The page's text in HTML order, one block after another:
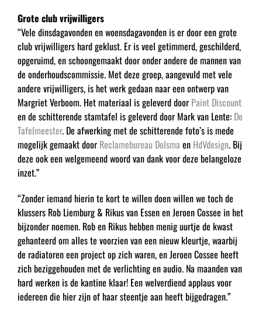
Grote club vrijwilligers
“Vele dinsdagavonden en woensdagavonden is er door een grote
club vrijwilligers hard geklust. Er is veel getimmerd, geschilderd,
opgeruimd, en schoongemaakt door onder andere de mannen van
de onderhoudscommissie. Met deze groep, aangevuld met vele
andere vrijwilligers, is het werk gedaan naar een ontwerp van
Margriet Verboom. Het materiaal is geleverd door Paint Discount
en de schitterende stamtafel is geleverd door Mark van Lente: De
Tafelmeester. De afwerking met de schitterende foto’s is mede
mogelijk gemaakt door Reclamebureau Dolsma en HdVdesign. Bij
deze ook een welgemeend woord van dank voor deze belangeloze
inzet.”
“Zonder iemand hierin te kort te willen doen willen we toch de
klussers Rob Liemburg & Rikus van Essen en Jeroen Cossee in het
bijzonder noemen. Rob en Rikus hebben menig uurtje de kwast
gehanteerd om alles te voorzien van een nieuw kleurtje, waarbij
de radiatoren een project op zich waren, en Jeroen Cossee heeft
zich beziggehouden met de verlichting en audio. Na maanden van
hard werken is de kantine klaar! Een welverdiend applaus voor
iedereen die hier zijn of haar steentje aan heeft bijgedragen.”